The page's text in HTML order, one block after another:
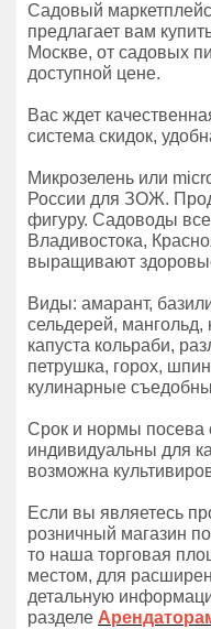
Садовый
предлагает вам
Москве, от садовых
доступной цене.
Вас ждет
система скидок,
Микрозелень или
России для ЗОЖ.
фигуру. Садоводы
Владивостока,
выращивают
Виды: амарант,
сельдерей,
капуста кольраби,
петрушка, горох,
кулинарные
Срок и нормы посева
индивидуальны для
возможна
Если вы являетесь
розничный магазин
то наша торговая
местом, для
детальную
разделе